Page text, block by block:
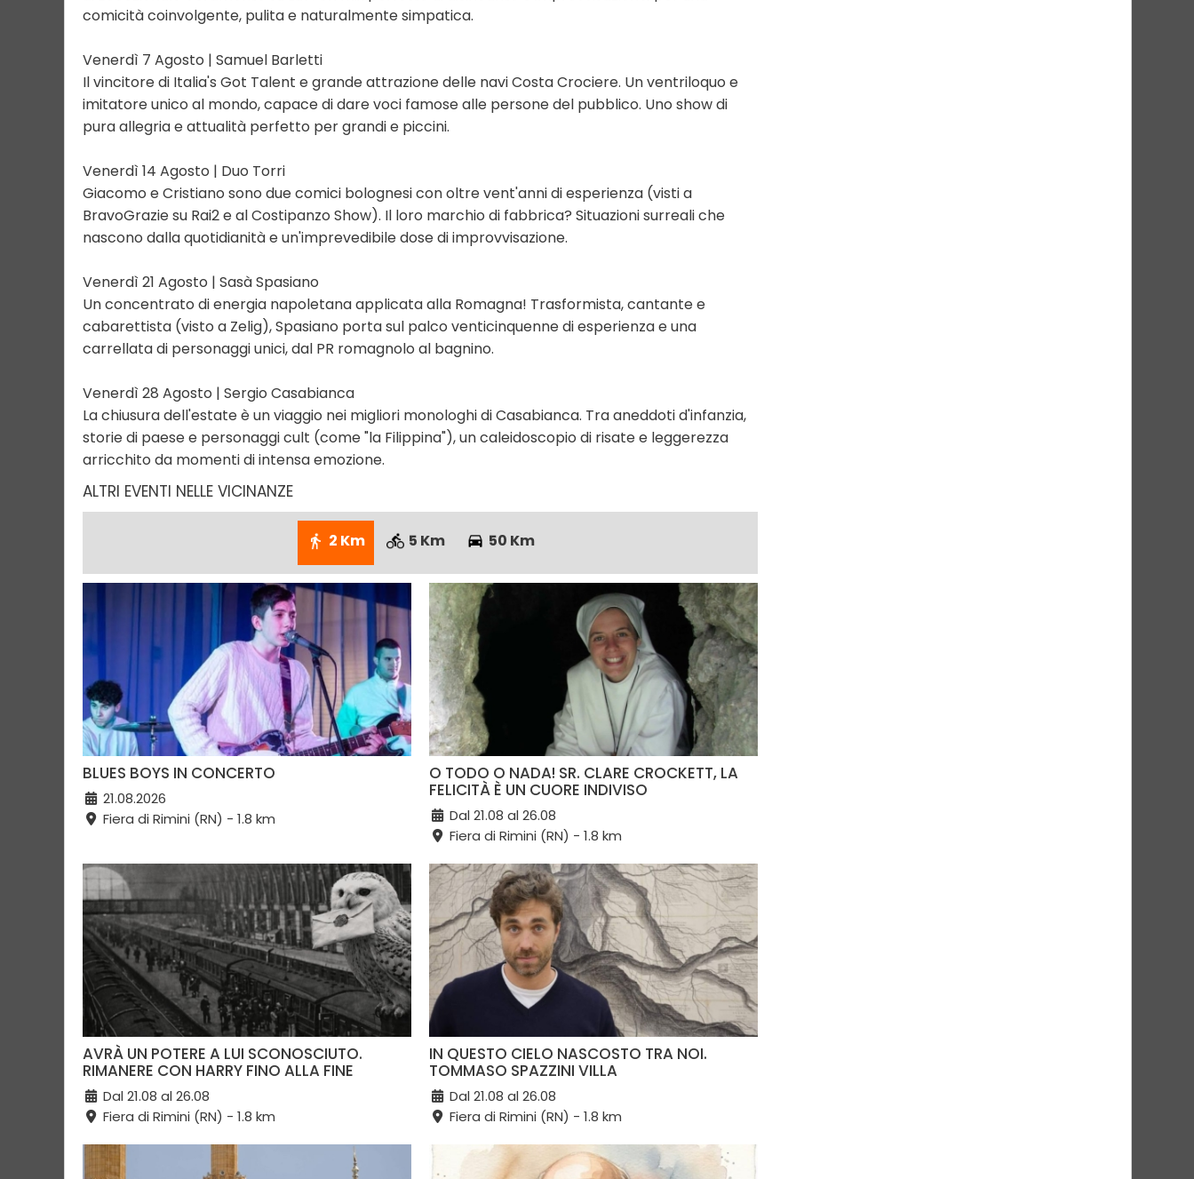
comicità coinvolgente, pulita e naturalmente simpatica.
Venerdì 7 Agosto | Samuel Barletti
Il vincitore di Italia's Got Talent e grande attrazione delle navi Costa Crociere. Un ventriloquo e
imitatore unico al mondo, capace di dare voci famose alle persone del pubblico. Uno show di
pura allegria e attualità perfetto per grandi e piccini.
Venerdì 14 Agosto | Duo Torri
Giacomo e Cristiano sono due comici bolognesi con oltre vent'anni di esperienza (visti a
BravoGrazie su Rai2 e al Costipanzo Show). Il loro marchio di fabbrica? Situazioni surreali che
nascono dalla quotidianità e un'imprevedibile dose di improvvisazione.
Venerdì 21 Agosto | Sasà Spasiano
Un concentrato di energia napoletana applicata alla Romagna! Trasformista, cantante e
cabarettista (visto a Zelig), Spasiano porta sul palco venticinquenne di esperienza e una
carrellata di personaggi unici, dal PR romagnolo al bagnino.
Venerdì 28 Agosto | Sergio Casabianca
La chiusura dell'estate è un viaggio nei migliori monologhi di Casabianca. Tra aneddoti d'infanzia,
storie di paese e personaggi cult (come "la Filippina"), un caleidoscopio di risate e leggerezza
arricchito da momenti di intensa emozione.
ALTRI EVENTI NELLE VICINANZE
2 Km 5 Km 50 Km
BLUES BOYS IN CONCERTO
21.08.2026
Fiera di Rimini (RN) - 1.8 km
O TODO O NADA! SR. CLARE CROCKETT, LA
FELICITÀ È UN CUORE INDIVISO
Dal 21.08 al 26.08
Fiera di Rimini (RN) - 1.8 km
AVRÀ UN POTERE A LUI SCONOSCIUTO.
RIMANERE CON HARRY FINO ALLA FINE
Dal 21.08 al 26.08
Fiera di Rimini (RN) - 1.8 km
IN QUESTO CIELO NASCOSTO TRA NOI.
TOMMASO SPAZZINI VILLA
Dal 21.08 al 26.08
Fiera di Rimini (RN) - 1.8 km